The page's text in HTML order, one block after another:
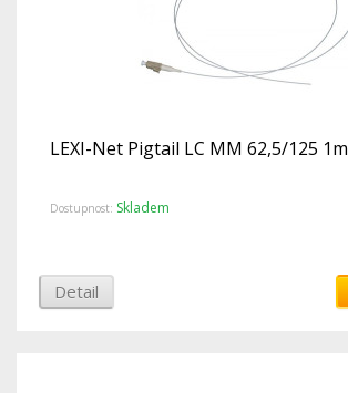
LEXI-Net Pigtail LC MM 62,5/125 1m
Dostupnost: Skladem
Detail